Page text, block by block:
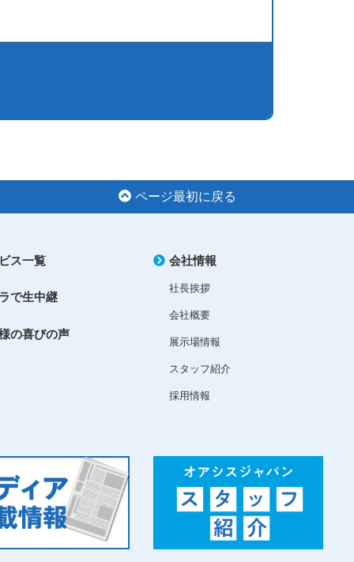
ページ最初に戻る
ス一覧
で生中継
の喜びの声
会社情報
社長挨拶
会社概要
展示場情報
スタッフ紹介
採用情報